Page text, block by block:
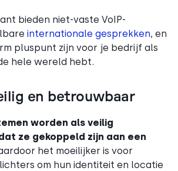
bieden niet-vaste VoIP-
internationale gesprekken, en
pluspunt zijn voor je bedrijf als
hele wereld hebt.
en betrouwbaar
worden als veilig
ze gekoppeld zijn aan een
het moeilijker is voor
om hun identiteit en locatie